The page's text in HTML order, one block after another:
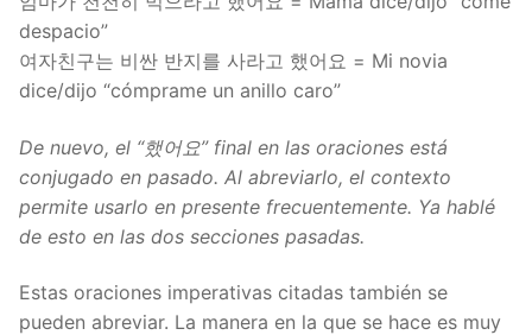
despacio”
여자친구는 비싼 반지를 사라고 했어요 = Mi novia
dice/dijo “cómprame un anillo caro”
De nuevo, el “했어요” final en las oraciones está
conjugado en pasado. Al abreviarlo, el contexto
permite usarlo en presente frecuentemente. Ya hablé
de esto en las dos secciones pasadas.
Estas oraciones imperativas citadas también se
pueden abreviar. La manera en la que se hace es muy